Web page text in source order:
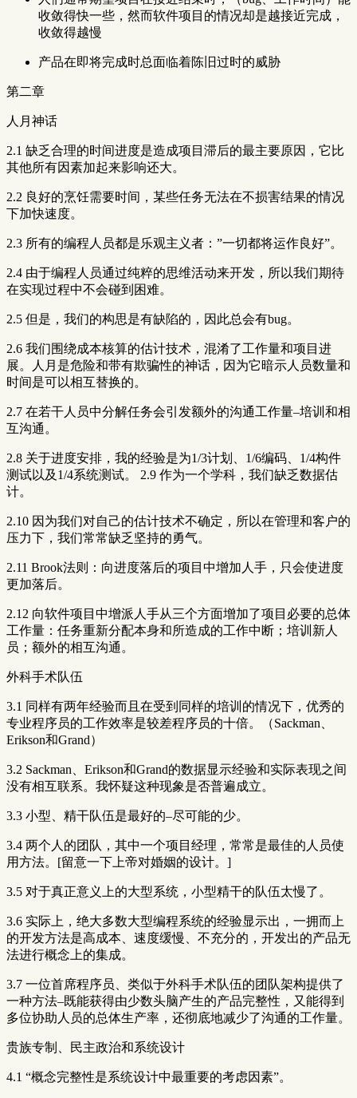
收敛得快一些，然而软件项目的情况却是越接近完成，
收敛得越慢
产品在即将完成时总面临着陈旧过时的威胁
第二章
人月神话
2.1 缺乏合理的时间进度是造成项目滞后的最主要原因，它比
其他所有因素加起来影响还大。
2.2 良好的烹饪需要时间，某些任务无法在不损害结果的情况
下加快速度。
2.3 所有的编程人员都是乐观主义者：”一切都将运作良好”。
2.4 由于编程人员通过纯粹的思维活动来开发，所以我们期待
在实现过程中不会碰到困难。
2.5 但是，我们的构思是有缺陷的，因此总会有bug。
2.6 我们围绕成本核算的估计技术，混淆了工作量和项目进
展。人月是危险和带有欺骗性的神话，因为它暗示人员数量和
时间是可以相互替换的。
2.7 在若干人员中分解任务会引发额外的沟通工作量–培训和相
互沟通。
2.8 关于进度安排，我的经验是为1/3计划、1/6编码、1/4构件
测试以及1/4系统测试。 2.9 作为一个学科，我们缺乏数据估
计。
2.10 因为我们对自己的估计技术不确定，所以在管理和客户的
压力下，我们常常缺乏坚持的勇气。
2.11 Brook法则：向进度落后的项目中增加人手，只会使进度
更加落后。
2.12 向软件项目中增派人手从三个方面增加了项目必要的总体
工作量：任务重新分配本身和所造成的工作中断；培训新人
员；额外的相互沟通。
外科手术队伍
3.1 同样有两年经验而且在受到同样的培训的情况下，优秀的
专业程序员的工作效率是较差程序员的十倍。（Sackman、
Erikson和Grand）
3.2 Sackman、Erikson和Grand的数据显示经验和实际表现之间
没有相互联系。我怀疑这种现象是否普遍成立。
3.3 小型、精干队伍是最好的–尽可能的少。
3.4 两个人的团队，其中一个项目经理，常常是最佳的人员使
用方法。[留意一下上帝对婚姻的设计。]
3.5 对于真正意义上的大型系统，小型精干的队伍太慢了。
3.6 实际上，绝大多数大型编程系统的经验显示出，一拥而上
的开发方法是高成本、速度缓慢、不充分的，开发出的产品无
法进行概念上的集成。
3.7 一位首席程序员、类似于外科手术队伍的团队架构提供了
一种方法–既能获得由少数头脑产生的产品完整性，又能得到
多位协助人员的总体生产率，还彻底地减少了沟通的工作量。
贵族专制、民主政治和系统设计
4.1 “概念完整性是系统设计中最重要的考虑因素”。